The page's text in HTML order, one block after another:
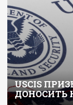
USCIS
ДОНОСИТЬ